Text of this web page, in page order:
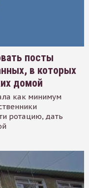
посты
в которых
домой
как минимум
ротацию, дать